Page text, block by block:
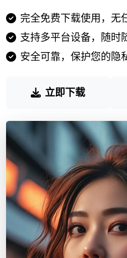
完全免费下载使用，无
支持多平台设备，随时
安全可靠，保护您的隐
立即下载